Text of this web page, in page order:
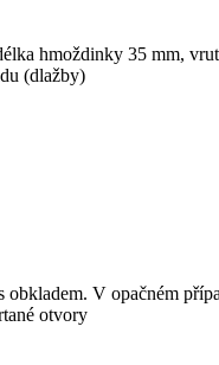
hmoždinky 35 mm,
(dlažby)
V opačném
otvory